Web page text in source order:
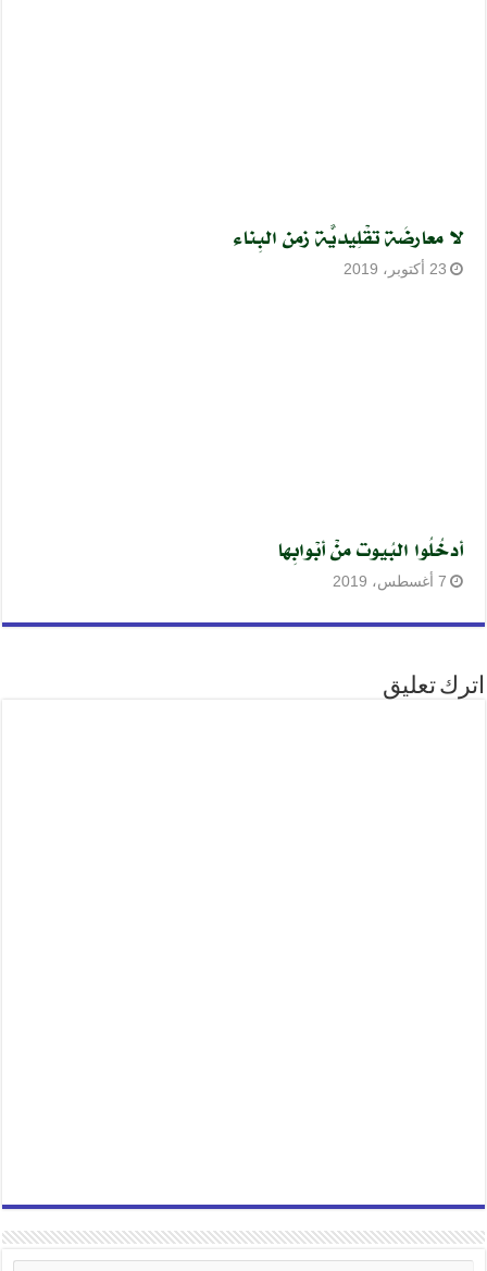
لا معارضَة تقْلِيديّة زَمن البِناء
23 أكتوبر، 2019
أدخُلُوا البُيوت منْ أبْوابِها
7 أغسطس، 2019
اترك تعليق